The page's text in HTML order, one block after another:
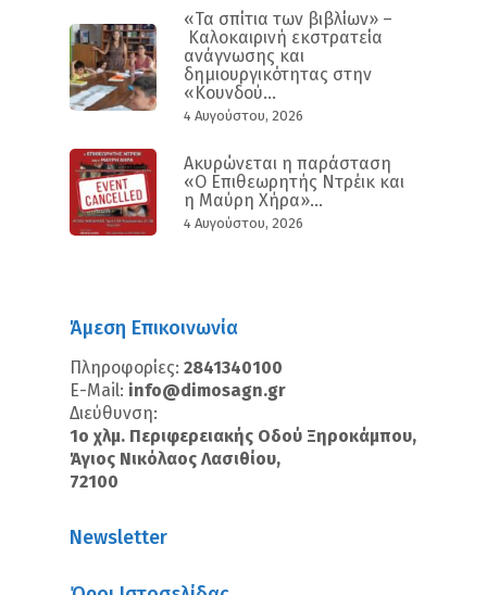
«Τα σπίτια των βιβλίων» –
Καλοκαιρινή εκστρατεία
ανάγνωσης και
δημιουργικότητας στην
«Κουνδού...
4 Αυγούστου, 2026
Ακυρώνεται η παράσταση
«Ο Επιθεωρητής Ντρέικ και
η Μαύρη Χήρα»...
4 Αυγούστου, 2026
Άμεση Επικοινωνία
Πληροφορίες: 2841340100
E-Mail: info@dimosagn.gr
Διεύθυνση:
1ο χλμ. Περιφερειακής Οδού Ξηροκάμπου,
Άγιος Νικόλαος Λασιθίου,
72100
Newsletter